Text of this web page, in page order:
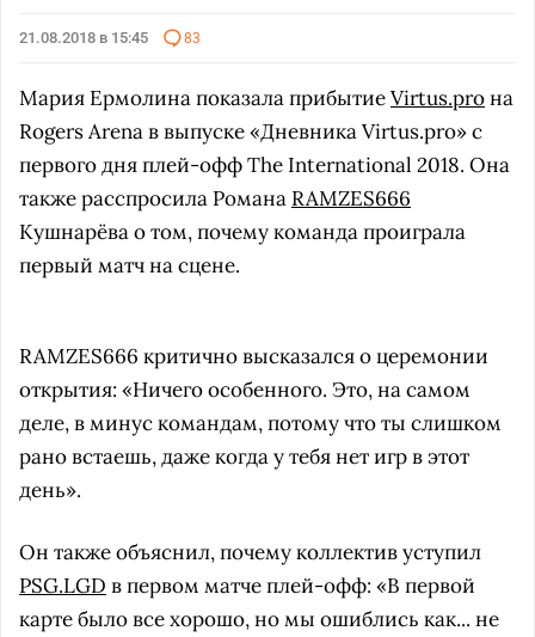
21.08.2018 в 15:45 83
Мария Ермолина показала прибытиеVirtus.proна
Rogers Arena в выпуске «Дневника Virtus.pro» с
первого дня плей-офф The International 2018. Она
также расспросила Романа RAMZES666
Кушнарёва о том, почему команда проиграла
первый матч на сцене.
RAMZES666 критично высказался о церемонии
открытия: «Ничего особенного. Это, на самом
деле, в минус командам, потому что ты слишком
рано встаешь, даже когда у тебя нет игр в этот
день».
Он также объяснил, почему коллектив уступил
PSG.LGD в первом матче плей-офф: «В первой
карте было все хорошо, но мы ошиблись как... не